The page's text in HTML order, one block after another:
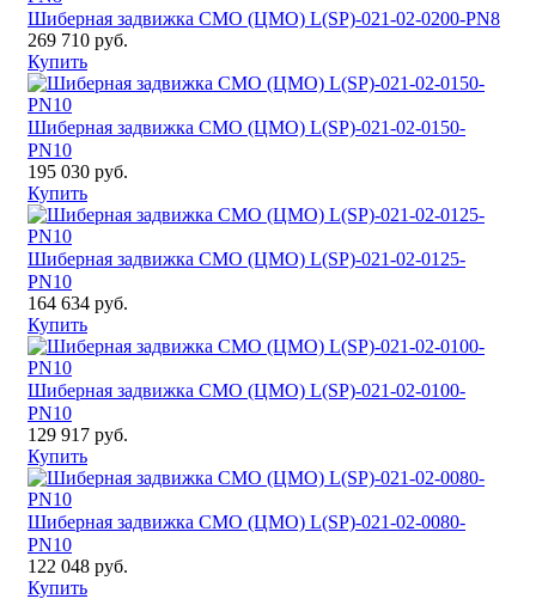
Шиберная задвижка CМО (ЦМО) L(SP)-021-02-0200-PN8
269 710 руб.
Купить
Шиберная задвижка CМО (ЦМО) L(SP)-021-02-0150-
PN10
195 030 руб.
Купить
Шиберная задвижка CМО (ЦМО) L(SP)-021-02-0125-
PN10
164 634 руб.
Купить
Шиберная задвижка CМО (ЦМО) L(SP)-021-02-0100-
PN10
129 917 руб.
Купить
Шиберная задвижка CМО (ЦМО) L(SP)-021-02-0080-
PN10
122 048 руб.
Купить